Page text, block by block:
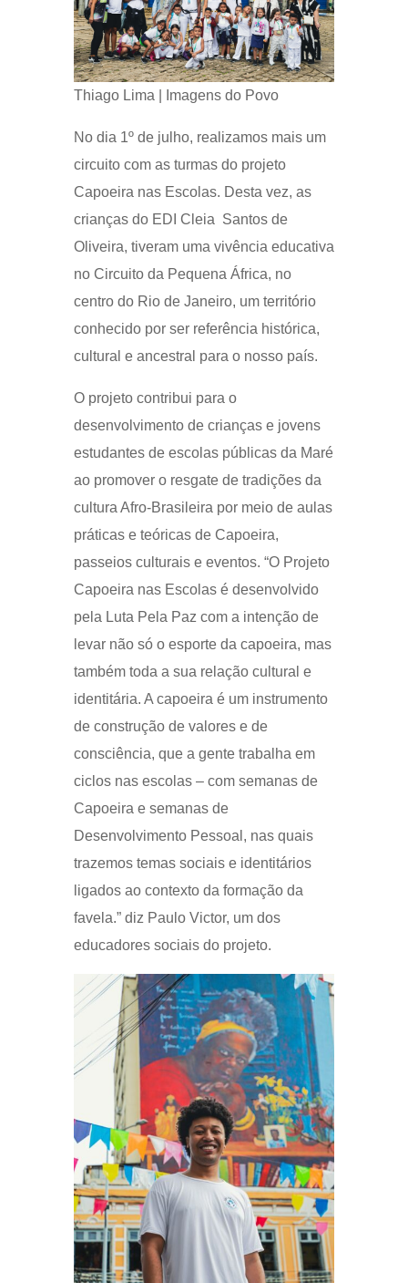
Thiago Lima | Imagens do Povo
No dia 1º de julho, realizamos mais um
circuito com as turmas do projeto
Capoeira nas Escolas. Desta vez, as
crianças do EDI Cleia Santos de
Oliveira, tiveram uma vivência educativa
no Circuito da Pequena África, no
centro do Rio de Janeiro, um território
conhecido por ser referência histórica,
cultural e ancestral para o nosso país.
O projeto contribui para o
desenvolvimento de crianças e jovens
estudantes de escolas públicas da Maré
ao promover o resgate de tradições da
cultura Afro-Brasileira por meio de aulas
práticas e teóricas de Capoeira,
passeios culturais e eventos. “O Projeto
Capoeira nas Escolas é desenvolvido
pela Luta Pela Paz com a intenção de
levar não só o esporte da capoeira, mas
também toda a sua relação cultural e
identitária. A capoeira é um instrumento
de construção de valores e de
consciência, que a gente trabalha em
ciclos nas escolas – com semanas de
Capoeira e semanas de
Desenvolvimento Pessoal, nas quais
trazemos temas sociais e identitários
ligados ao contexto da formação da
favela.” diz Paulo Victor, um dos
educadores sociais do projeto.